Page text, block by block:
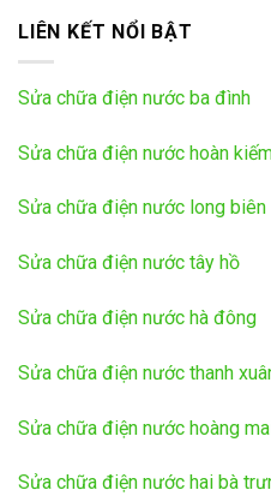
LIÊN KẾT NỔI BẬT
Sửa chữa điện nước ba đình
Sửa chữa điện nước hoàn
Sửa chữa điện nước long biên
Sửa chữa điện nước tây hồ
Sửa chữa điện nước hà đông
Sửa chữa điện nước thanh
Sửa chữa điện nước hoàng
Sửa chữa điện nước hai bà